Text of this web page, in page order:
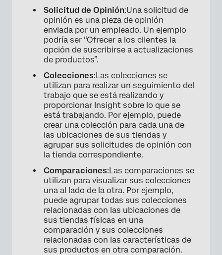
Solicitud de Opinión:Una solicitud de
opinión es una pieza de opinión
enviada por un empleado. Un ejemplo
podría ser “Ofrecer a los clientes la
opción de suscribirse a actualizaciones
de productos”.
Colecciones:Las colecciones se
utilizan para realizar un seguimiento del
trabajo que se está realizando y
proporcionar Insight sobre lo que se
está trabajando. Por ejemplo, puede
crear una colección para cada una de
las ubicaciones de sus tiendas y
agrupar sus solicitudes de opinión con
la tienda correspondiente.
Comparaciones:Las comparaciones se
utilizan para visualizar sus colecciones
una al lado de la otra. Por ejemplo,
puede agrupar todas sus colecciones
relacionadas con las ubicaciones de
sus tiendas físicas en una
comparación y sus colecciones
relacionadas con las características de
sus productos en otra comparación.